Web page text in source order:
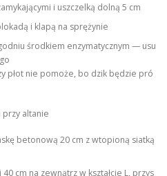
i uszczelką dolną 5 cm
i klapą na sprężynie
środkiem enzymatycznym — usu
płot nie pomoże, bo dzik będzie pró
przy altanie
betonową 20 cm z wtopioną siatką
cm na zewnątrz w kształcie L, przys